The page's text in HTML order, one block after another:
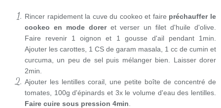
Rincer rapidement la cuve du cookeo et faire préchauffer le
cookeo en mode doreret verser un filet d'huile d'olive.
Faire revenir 1 oignon et 1 gousse d'ail pendant 1min.
Ajouter les carottes, 1 CS de garam masala, 1 cc de cumin et
curcuma, un peu de sel puis mélanger bien. Laisser dorer
2min.
Ajouter les lentilles corail, une petite boîte de concentré de
tomates, 100g d'épinards et 3x le volume d'eau des lentilles.
Faire cuire sous pression 4min